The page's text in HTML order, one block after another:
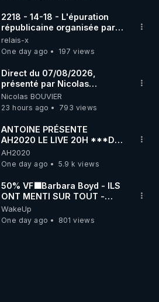
2218 - 14-18 - L'épuration
républicaine organisée par
les frères de la truelle
relais-x
One day ago
197 views
Direct du 07/08/2026,
présenté par Nicolas
BOUVIER
Nicolas BOUVIER
23 hours ago
793 views
ANTOINE PRÉSENTE
AH2020 LE LIVE 20H ***DU
06/08/2026***
AH2020
One day ago
5.9 k views
50% VF🟩Barbara Boyd - ILS
ONT MENTI SUR TOUT -
Jocelyne Traduction
WakeUp
One day ago
801 views